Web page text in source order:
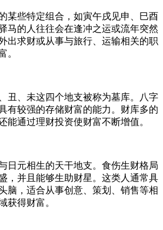
某些特定组合，如寅午戌见申、巳酉
马的人往往会在逢冲之运或流年突然
出求财或从事与旅行、运输相关的职
。
丑、未这四个地支被称为墓库。八字
有较强的存储财富的能力。财库多的
能通过理财投资使财富不断增值。
日元相生的天干地支。食伤生财格局
，并且能够生助财星。这类人通常具
脑，适合从事创意、策划、销售等相
获得财富。